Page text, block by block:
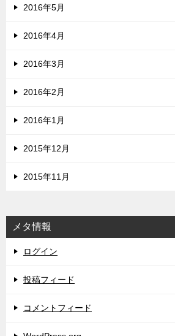
2016年5月
2016年4月
2016年3月
2016年2月
2016年1月
2015年12月
2015年11月
メタ情報
ログイン
投稿フィード
コメントフィード